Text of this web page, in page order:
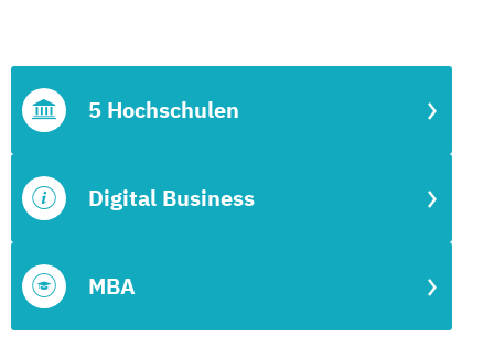
MBA
Digital Business
5 Hochschulen